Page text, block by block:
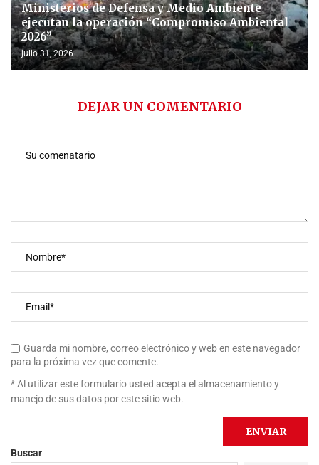
Ministerios de Defensa y Medio Ambiente
ejecutan la operación “Compromiso Ambiental
2026”
julio 31, 2026
DEJAR UN COMENTARIO
Guarda mi nombre, correo electrónico y web en este navegador
para la próxima vez que comente.
* Al utilizar este formulario usted acepta el almacenamiento y
manejo de sus datos por este sitio web.
Buscar